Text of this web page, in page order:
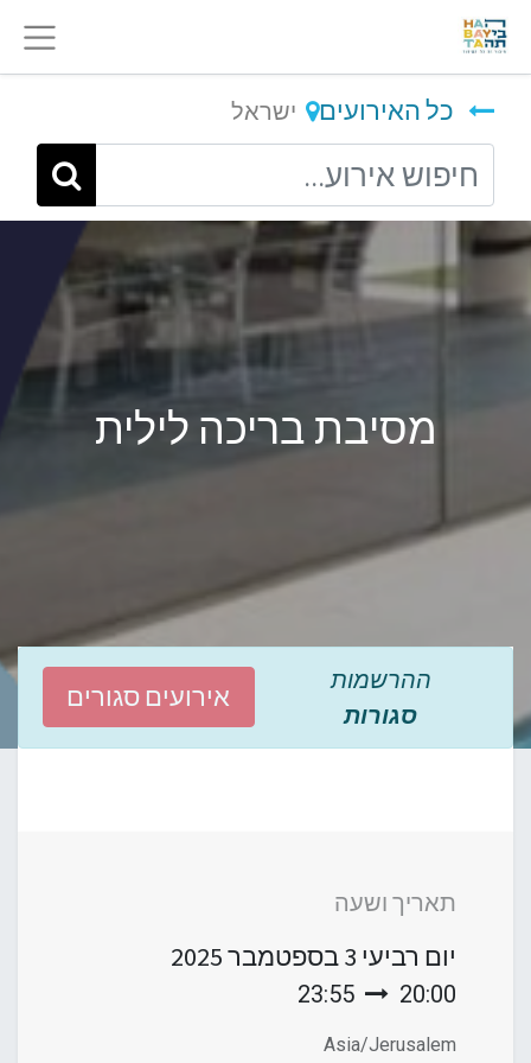
כל האירועים ישראל
מסיבת בריכה לילית
ההרשמות
סגורות
אירועים סגורים
תאריך ושעה
יום רביעי 3 בספטמבר 2025
20:00
23:55
Asia/Jerusalem